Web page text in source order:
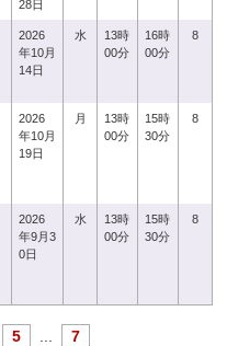
28日
2026
年10月
14日
水
13時
00分
16時
00分
8
2026
年10月
19日
月
13時
00分
15時
30分
8
2026
年9月3
0日
水
13時
00分
15時
30分
8
5 7